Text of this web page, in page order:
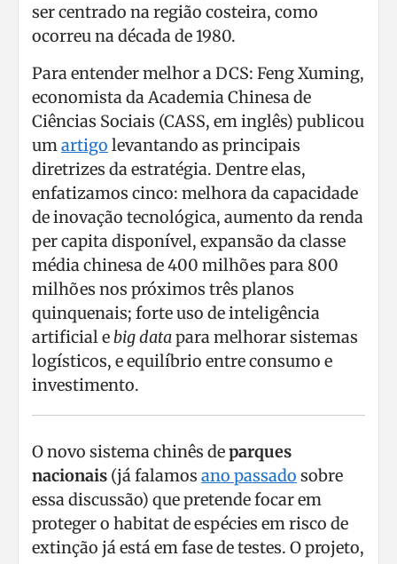
ser centrado na região costeira, como
ocorreu na década de 1980.
Para entender melhor a DCS: Feng Xuming,
economista da Academia Chinesa de
Ciências Sociais (CASS, em inglês) publicou
umartigo levantando as principais
diretrizes da estratégia. Dentre elas,
enfatizamos cinco: melhora da capacidade
de inovação tecnológica, aumento da renda
per capita disponível, expansão da classe
média chinesa de 400 milhões para 800
milhões nos próximos três planos
quinquenais; forte uso de inteligência
artificial ebig datapara melhorar sistemas
logísticos, e equilíbrio entre consumo e
investimento.
O novo sistema chinês deparques
nacionais (já falamos ano passado sobre
essa discussão) que pretende focar em
proteger o habitat de espécies em risco de
extinção já está em fase de testes. O projeto,